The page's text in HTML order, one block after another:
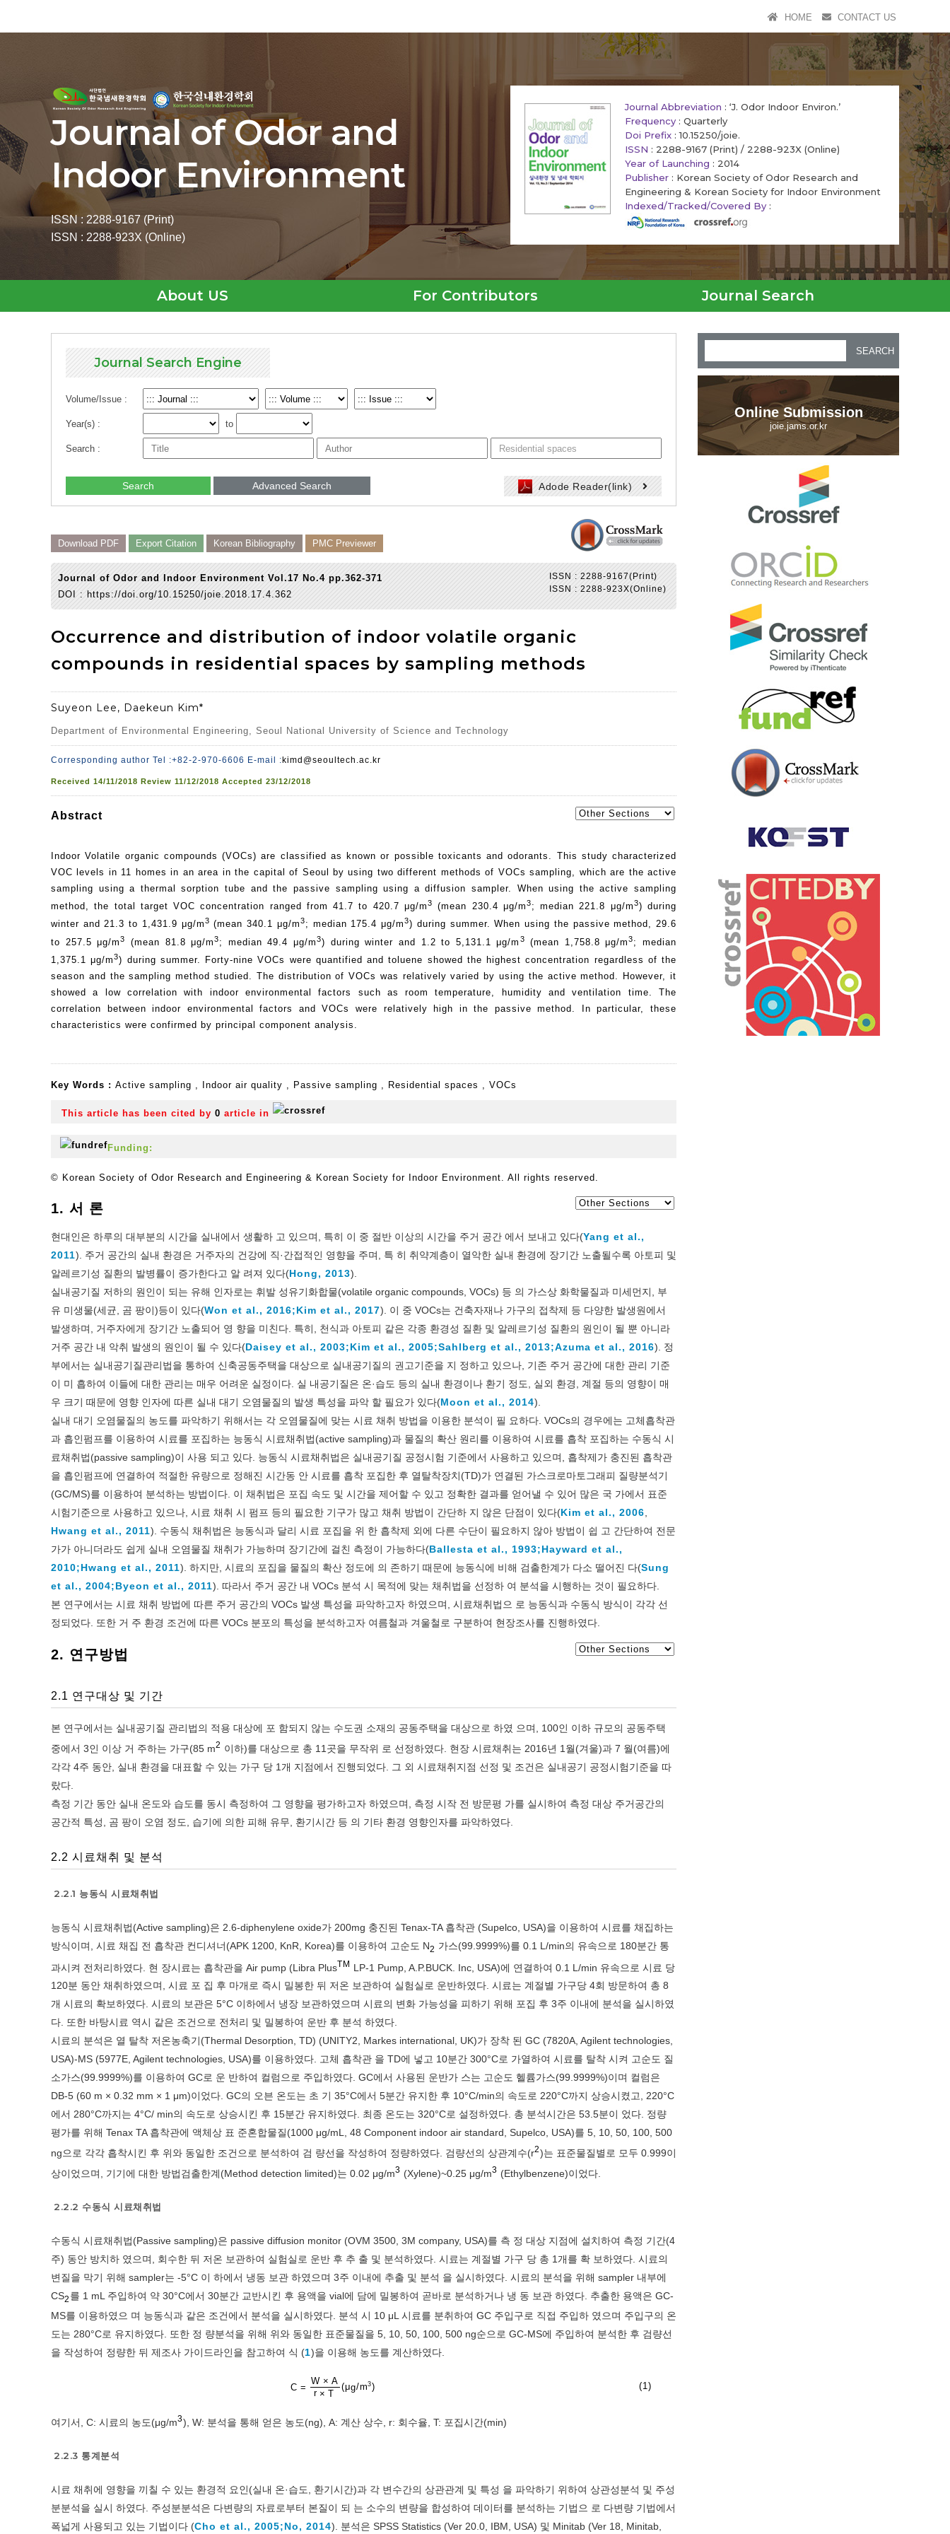
HOME CONTACT US
Journal of Odor and
Indoor Environment
ISSN : 2288-9167 (Print)
ISSN : 2288-923X (Online)
Journal Abbreviation : ‘J. Odor Indoor Environ.’
Frequency : Quarterly
Doi Prefix : 10.15250/joie.
ISSN : 2288-9167 (Print) / 2288-923X (Online)
Year of Launching : 2014
Publisher : Korean Society of Odor Research and
Engineering & Korean Society for Indoor Environment
Indexed/Tracked/Covered By :
About US For Contributors Journal Search
Journal Search Engine
Volume/Issue :
Year(s) : to
Search :
Search Advanced Search Adode Reader(link)
Download PDF Export Citation Korean Bibliography PMC Previewer
ISSN : 2288-9167(Print)
ISSN : 2288-923X(Online)
Journal of Odor and Indoor Environment Vol.17 No.4 pp.362-371
DOI : https://doi.org/10.15250/joie.2018.17.4.362
Occurrence and distribution of indoor volatile organic
compounds in residential spaces by sampling methods
Suyeon Lee, Daekeun Kim*
Department of Environmental Engineering, Seoul National University of Science and Technology
Corresponding author Tel :+82-2-970-6606 E-mail :kimd@seoultech.ac.kr
Received 14/11/2018 Review 11/12/2018 Accepted 23/12/2018
Abstract
Indoor Volatile organic compounds (VOCs) are classified as known or possible toxicants and odorants. This study characterized
VOC levels in 11 homes in an area in the capital of Seoul by using two different methods of VOCs sampling, which are the active
sampling using a thermal sorption tube and the passive sampling using a diffusion sampler. When using the active sampling
method, the total target VOC concentration ranged from 41.7 to 420.7 μg/m3 (mean 230.4 μg/m3; median 221.8 μg/m3) during
winter and 21.3 to 1,431.9 μg/m3 (mean 340.1 μg/m3; median 175.4 μg/m3) during summer. When using the passive method, 29.6
to 257.5 μg/m3 (mean 81.8 μg/m3; median 49.4 μg/m3) during winter and 1.2 to 5,131.1 μg/m 3 (mean 1,758.8 μg/m3; median
1,375.1 μg/m3) during summer. Forty-nine VOCs were quantified and toluene showed the highest concentration regardless of the
season and the sampling method studied. The distribution of VOCs was relatively varied by using the active method. However, it
showed a low correlation with indoor environmental factors such as room temperature, humidity and ventilation time. The
correlation between indoor environmental factors and VOCs were relatively high in the passive method. In particular, these
characteristics were confirmed by principal component analysis.
Key Words : Active sampling , Indoor air quality , Passive sampling , Residential spaces , VOCs
This article has been cited by 0 article in
Funding:
© Korean Society of Odor Research and Engineering & Korean Society for Indoor Environment. All rights reserved.
1. 서 론
현대인은 하루의 대부분의 시간을 실내에서 생활하 고 있으며, 특히 이 중 절반 이상의 시간을 주거 공간 에서 보내고 있다(Yang et al.,
2011). 주거 공간의 실내 환경은 거주자의 건강에 직·간접적인 영향을 주며, 특 히 취약계층이 열악한 실내 환경에 장기간 노출될수록 아토피 및
알레르기성 질환의 발병률이 증가한다고 알 려져 있다(Hong, 2013).
실내공기질 저하의 원인이 되는 유해 인자로는 휘발 성유기화합물(volatile organic compounds, VOCs) 등 의 가스상 화학물질과 미세먼지, 부
유 미생물(세균, 곰 팡이)등이 있다(Won et al., 2016;Kim et al., 2017). 이 중 VOCs는 건축자재나 가구의 접착제 등 다양한 발생원에서
발생하며, 거주자에게 장기간 노출되어 영 향을 미친다. 특히, 천식과 아토피 같은 각종 환경성 질환 및 알레르기성 질환의 원인이 될 뿐 아니라
거주 공간 내 악취 발생의 원인이 될 수 있다(Daisey et al., 2003;Kim et al., 2005;Sahlberg et al., 2013;Azuma et al., 2016). 정
부에서는 실내공기질관리법을 통하여 신축공동주택을 대상으로 실내공기질의 권고기준을 지 정하고 있으나, 기존 주거 공간에 대한 관리 기준
이 미 흡하여 이들에 대한 관리는 매우 어려운 실정이다. 실 내공기질은 온·습도 등의 실내 환경이나 환기 정도, 실외 환경, 계절 등의 영향이 매
우 크기 때문에 영향 인자에 따른 실내 대기 오염물질의 발생 특성을 파악 할 필요가 있다(Moon et al., 2014).
실내 대기 오염물질의 농도를 파악하기 위해서는 각 오염물질에 맞는 시료 채취 방법을 이용한 분석이 필 요하다. VOCs의 경우에는 고체흡착관
과 흡인펌프를 이용하여 시료를 포집하는 능동식 시료채취법(active sampling)과 물질의 확산 원리를 이용하여 시료를 흡착 포집하는 수동식 시
료채취법(passive sampling)이 사용 되고 있다. 능동식 시료채취법은 실내공기질 공정시험 기준에서 사용하고 있으며, 흡착제가 충진된 흡착관
을 흡인펌프에 연결하여 적절한 유량으로 정해진 시간동 안 시료를 흡착 포집한 후 열탈착장치(TD)가 연결된 가스크로마토그래피 질량분석기
(GC/MS)를 이용하여 분석하는 방법이다. 이 채취법은 포집 속도 및 시간을 제어할 수 있고 정확한 결과를 얻어낼 수 있어 많은 국 가에서 표준
시험기준으로 사용하고 있으나, 시료 채취 시 펌프 등의 필요한 기구가 많고 채취 방법이 간단하 지 않은 단점이 있다(Kim et al., 2006,
Hwang et al., 2011). 수동식 채취법은 능동식과 달리 시료 포집을 위 한 흡착제 외에 다른 수단이 필요하지 않아 방법이 쉽 고 간단하여 전문
가가 아니더라도 쉽게 실내 오염물질 채취가 가능하며 장기간에 걸친 측정이 가능하다(Ballesta et al., 1993;Hayward et al.,
2010;Hwang et al., 2011). 하지만, 시료의 포집을 물질의 확산 정도에 의 존하기 때문에 능동식에 비해 검출한계가 다소 떨어진 다(Sung
et al., 2004;Byeon et al., 2011). 따라서 주거 공간 내 VOCs 분석 시 목적에 맞는 채취법을 선정하 여 분석을 시행하는 것이 필요하다.
본 연구에서는 시료 채취 방법에 따른 주거 공간의 VOCs 발생 특성을 파악하고자 하였으며, 시료채취법으 로 능동식과 수동식 방식이 각각 선
정되었다. 또한 거 주 환경 조건에 따른 VOCs 분포의 특성을 분석하고자 여름철과 겨울철로 구분하여 현장조사를 진행하였다.
2. 연구방법
2.1 연구대상 및 기간
본 연구에서는 실내공기질 관리법의 적용 대상에 포 함되지 않는 수도권 소재의 공동주택을 대상으로 하였 으며, 100인 이하 규모의 공동주택
중에서 3인 이상 거 주하는 가구(85 m2 이하)를 대상으로 총 11곳을 무작위 로 선정하였다. 현장 시료채취는 2016년 1월(겨울)과 7 월(여름)에
각각 4주 동안, 실내 환경을 대표할 수 있는 가구 당 1개 지점에서 진행되었다. 그 외 시료채취지점 선정 및 조건은 실내공기 공정시험기준을 따
랐다.
측정 기간 동안 실내 온도와 습도를 동시 측정하여 그 영향을 평가하고자 하였으며, 측정 시작 전 방문평 가를 실시하여 측정 대상 주거공간의
공간적 특성, 곰 팡이 오염 정도, 습기에 의한 피해 유무, 환기시간 등 의 기타 환경 영향인자를 파악하였다.
2.2 시료채취 및 분석
2.2.1 능동식 시료채취법
능동식 시료채취법(Active sampling)은 2.6-diphenylene oxide가 200mg 충진된 Tenax-TA 흡착관 (Supelco, USA)을 이용하여 시료를 채집하는
방식이며, 시료 채집 전 흡착관 컨디셔너(APK 1200, KnR, Korea)를 이용하여 고순도 N2 가스(99.9999%)를 0.1 L/min의 유속으로 180분간 통
과시켜 전처리하였다. 현 장시료는 흡착관을 Air pump (Libra PlusTM LP-1 Pump, A.P.BUCK. Inc, USA)에 연결하여 0.1 L/min 유속으로 시료 당
120분 동안 채취하였으며, 시료 포 집 후 마개로 즉시 밀봉한 뒤 저온 보관하여 실험실로 운반하였다. 시료는 계절별 가구당 4회 방문하여 총 8
개 시료의 확보하였다. 시료의 보관은 5°C 이하에서 냉장 보관하였으며 시료의 변화 가능성을 피하기 위해 포집 후 3주 이내에 분석을 실시하였
다. 또한 바탕시료 역시 같은 조건으로 전처리 및 밀봉하여 운반 후 분석 하였다.
시료의 분석은 열 탈착 저온농축기(Thermal Desorption, TD) (UNITY2, Markes international, UK)가 장착 된 GC (7820A, Agilent technologies,
USA)-MS (5977E, Agilent technologies, USA)를 이용하였다. 고체 흡착관 을 TD에 넣고 10분간 300°C로 가열하여 시료를 탈착 시켜 고순도 질
소가스(99.9999%)를 이용하여 GC로 운 반하여 컬럼으로 주입하였다. GC에서 사용된 운반가 스는 고순도 헬륨가스(99.9999%)이며 컬럼은
DB-5 (60 m × 0.32 mm × 1 μm)이었다. GC의 오븐 온도는 초 기 35°C에서 5분간 유지한 후 10°C/min의 속도로 220°C까지 상승시켰고, 220°C
에서 280°C까지는 4°C/ min의 속도로 상승시킨 후 15분간 유지하였다. 최종 온도는 320°C로 설정하였다. 총 분석시간은 53.5분이 었다. 정량
평가를 위해 Tenax TA 흡착관에 액체상 표 준혼합물질(1000 μg/mL, 48 Component indoor air standard, Supelco, USA)를 5, 10, 50, 100, 500
ng으로 각각 흡착시킨 후 위와 동일한 조건으로 분석하여 검 량선을 작성하여 정량하였다. 검량선의 상관계수(r2)는 표준물질별로 모두 0.999이
상이었으며, 기기에 대한 방법검출한계(Method detection limited)는 0.02 μg/m3 (Xylene)~0.25 μg/m3 (Ethylbenzene)이었다.
2.2.2 수동식 시료채취법
수동식 시료채취법(Passive sampling)은 passive diffusion monitor (OVM 3500, 3M company, USA)를 측 정 대상 지점에 설치하여 측정 기간(4
주) 동안 방치하 였으며, 회수한 뒤 저온 보관하여 실험실로 운반 후 추 출 및 분석하였다. 시료는 계절별 가구 당 총 1개를 확 보하였다. 시료의
변질을 막기 위해 sampler는 -5°C 이 하에서 냉동 보관 하였으며 3주 이내에 추출 및 분석 을 실시하였다. 시료의 분석을 위해 sampler 내부에
CS2 를 1 mL 주입하여 약 30°C에서 30분간 교반시킨 후 용액을 vial에 담에 밀봉하여 곧바로 분석하거나 냉 동 보관 하였다. 추출한 용액은 GC-
MS를 이용하였으 며 능동식과 같은 조건에서 분석을 실시하였다. 분석 시 10 μL 시료를 분취하여 GC 주입구로 직접 주입하 였으며 주입구의 온
도는 280°C로 유지하였다. 또한 정 량분석을 위해 위와 동일한 표준물질을 5, 10, 50, 100, 500 ng순으로 GC-MS에 주입하여 분석한 후 검량선
을 작성하여 정량한 뒤 제조사 가이드라인을 참고하여 식 (1)을 이용해 농도를 계산하였다.
C =
W × A
r × T
(μg/m3) (1)
여기서, C: 시료의 농도(μg/m3), W: 분석을 통해 얻은 농도(ng), A: 계산 상수, r: 회수율, T: 포집시간(min)
2.2.3 통계분석
시료 채취에 영향을 끼칠 수 있는 환경적 요인(실내 온·습도, 환기시간)과 각 변수간의 상관관계 및 특성 을 파악하기 위하여 상관성분석 및 주성
분분석을 실시 하였다. 주성분분석은 다변량의 자료로부터 본질이 되 는 소수의 변량을 합성하여 데이터를 분석하는 기법으 로 다변량 기법에서
폭넓게 사용되고 있는 기법이다 (Cho et al., 2005;No, 2014). 분석은 SPSS Statistics (Ver 20.0, IBM, USA) 및 Minitab (Ver 18, Minitab,
SEARCH
Online Submission
joie.jams.or.kr